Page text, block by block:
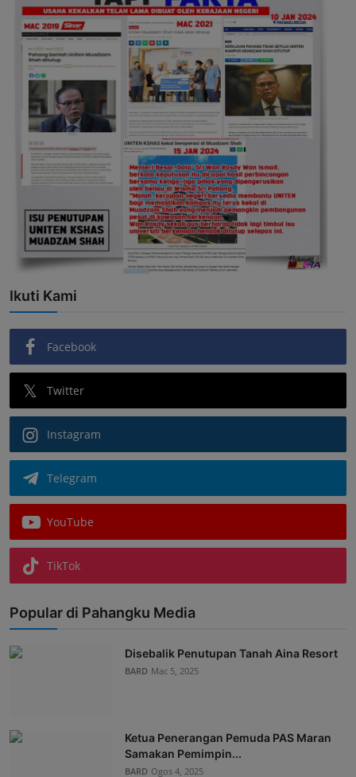
Ikuti Kami
Facebook
Twitter
Instagram
Telegram
YouTube
TikTok
Popular di Pahangku Media
Disebalik Penutupan Tanah Aina Resort
BARD Mac 5, 2025
Ketua Penerangan Pemuda PAS Maran
Samakan Pemimpin...
BARD Ogos 4, 2025